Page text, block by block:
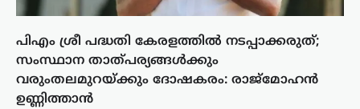
പിഎം ശ്രീ പദ്ധതി കേരളത്തിൽ നടപ്പാക്കരുത്;
സംസ്ഥാന താത്പര്യങ്ങൾക്കും
വരുംതലമുറയ്ക്കും ദോഷകരം: രാജ്‌മോഹൻ
ഉണ്ണിത്താൻ